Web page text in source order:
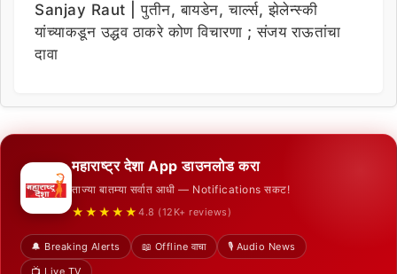
Sanjay Raut | पुतीन, बायडेन, चार्ल्स, झेलेन्स्की
यांच्याकडून उद्धव ठाकरे कोण विचारणा ; संजय राऊतांचा
दावा
महाराष्ट्र देशा App डाउनलोड करा
ताज्या बातम्या सर्वात आधी — Notifications सकट!
★★★★★ 4.8 (12K+ reviews)
🔔 Breaking Alerts 📖 Offline वाचा
🎙️ Audio News
📺 Live TV